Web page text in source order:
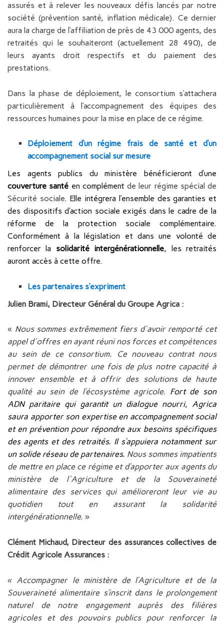
assurés et à relever les nouveaux défis lancés par notre
société (prévention santé, inflation médicale). Ce dernier
aura la charge de l’affiliation de près de 43 000 agents, des
retraités qui le souhaiteront (actuellement 28 490), de
leurs ayants droit respectifs et du paiement des
prestations.
Dans la phase de déploiement, le consortium s’attachera
particulièrement à l’accompagnement des équipes des
ressources humaines pour la mise en place de ce régime.
Déploiement d’un régime frais de santé et d’un
accompagnement social sur mesure
Les agents publics du ministère bénéficieront d’une
couverture santé en complément de leur régime spécial de
Sécurité sociale. Elle intégrera l’ensemble des garanties et
des dispositifs d’action sociale exigés dans le cadre de la
réforme de la protection sociale complémentaire.
Conformément à la législation et dans une volonté de
renforcer la solidarité intergénérationnelle, les retraités
auront accès à cette offre.
Les partenaires s’expriment
Julien Brami, Directeur Général du Groupe Agrica :
« Nous sommes extrêmement fiers d'avoir remporté cet
appel d'offres en ayant réuni nos forces et compétences
au sein de ce consortium. Ce nouveau contrat nous
permet de démontrer une fois de plus notre capacité à
innover ensemble et à offrir des solutions de haute
qualité au sein de l’écosystème agricole. Fort de son
ADN paritaire qui garantit un dialogue nourri, Agrica
saura apporter son expertise en accompagnement social
et en prévention pour répondre aux besoins spécifiques
des agents et des retraités. Il s’appuiera notamment sur
un solide réseau de partenaires. Nous sommes impatients
de mettre en place ce régime et d’apporter aux agents du
ministère de l'Agriculture et de la Souveraineté
alimentaire des services qui amélioreront leur vie au
quotidien tout en assurant la solidarité
intergénérationnelle. »
Clément Michaud, Directeur des assurances collectives de
Crédit Agricole Assurances :
« Accompagner le ministère de l’Agriculture et de la
Souveraineté alimentaire s’inscrit dans le prolongement
naturel de notre engagement auprès des filières
agricoles et des pouvoirs publics pour renforcer la